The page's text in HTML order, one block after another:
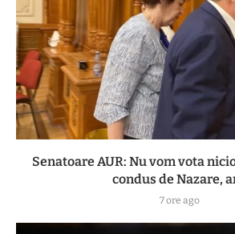
Senatoare AUR: Nu vom vota
condus de Nazare,
7 ore ago